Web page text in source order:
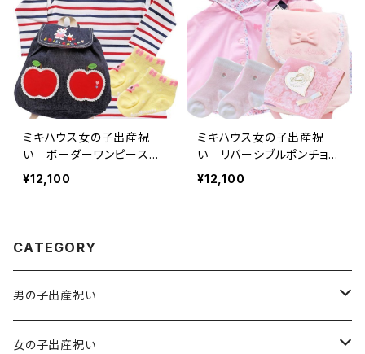
ミキハウス女の子出産祝
い ボーダーワンピースと
リュック1歳おでかけセット
¥12,100
ミキハウス女の子出産祝
い リバーシブルポンチョと
リュックセット
¥12,100
CATEGORY
男の子出産祝い
男の子出産祝い 6,600円（税込）
女の子出産祝い